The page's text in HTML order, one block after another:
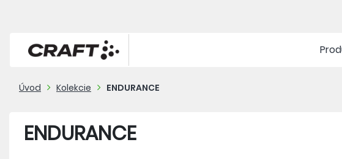
Úvod Kolekcie ENDURANCE
ENDURANCE